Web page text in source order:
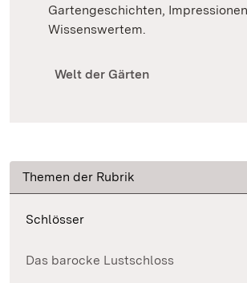
Gartengeschichten,
Wissenswertem.
Welt der Gärten
Themen der Rubrik
Schlösser
Das barocke Lustschloss